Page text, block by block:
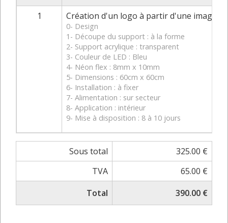
1
Création d'un logo à partir d'une image
0- Design
1- Découpe du support : à la forme
2- Support acrylique : transparent
3- Couleur de LED : Bleu
4- Néon flex : 8mm x 10mm
5- Dimensions : 60cm x 60cm
6- Installation : à fixer
7- Alimentation : sur secteur
8- Application : intérieur
9- Mise à disposition : 8 à 10 jours
Sous total
325.00 €
TVA
65.00 €
Total
390.00 €